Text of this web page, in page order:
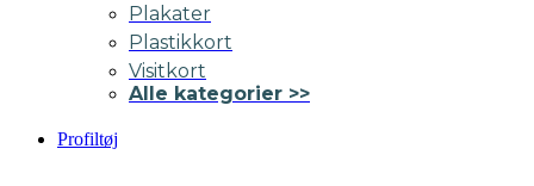
Plakater
Plastikkort
Visitkort
Alle kategorier >>
Profiltøj